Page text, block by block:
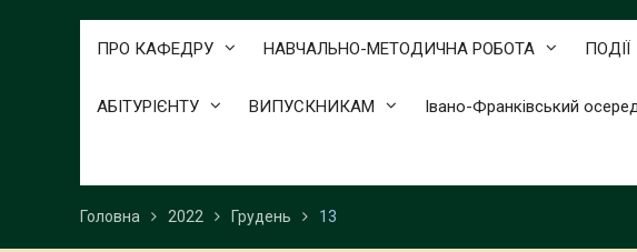
ПРО КАФЕДРУ НАВЧАЛЬНО-МЕТОДИЧНА РОБОТА ПОДІЇ
АБІТУРІЄНТУ ВИПУСКНИКАМ Івано-Франківський
Головна 2022 Грудень 13